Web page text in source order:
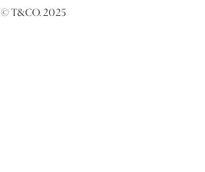
© T&CO. 2025